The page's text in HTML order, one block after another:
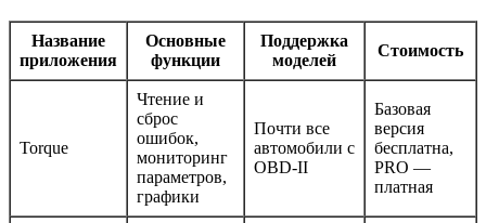
Название
приложения
Основные
функции
Поддержка
моделей
Стоимость
Torque
Чтение и
сброс
ошибок,
мониторинг
параметров,
графики
Почти все
автомобили с
OBD-II
Базовая
версия
бесплатна,
PRO —
платная